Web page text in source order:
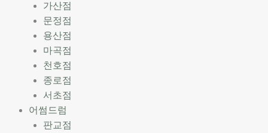
가산점
문정점
용산점
마곡점
천호점
종로점
서초점
어썸드럼
판교점